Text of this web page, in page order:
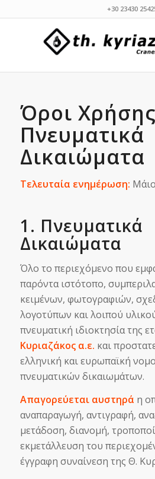
+30 23430
Όροι
Πνευματικά
Δικαιώματα
Τελευταία ενημέρωση:
1. Πνευματικά
Δικαιώματα
Όλο το περιεχόμενο που
παρόντα ιστότοπο,
κειμένων, φωτογραφιών,
λογοτύπων και λοιπού
πνευματική ιδιοκτησία της
Κυριαζάκος α.ε. και
ελληνική και ευρωπαϊκή
πνευματικών δικαιωμάτων.
Απαγορεύεται αυστηρά η
αναπαραγωγή, αντιγραφή,
μετάδοση, διανομή,
εκμετάλλευση του
έγγραφη συναίνεση της Θ.